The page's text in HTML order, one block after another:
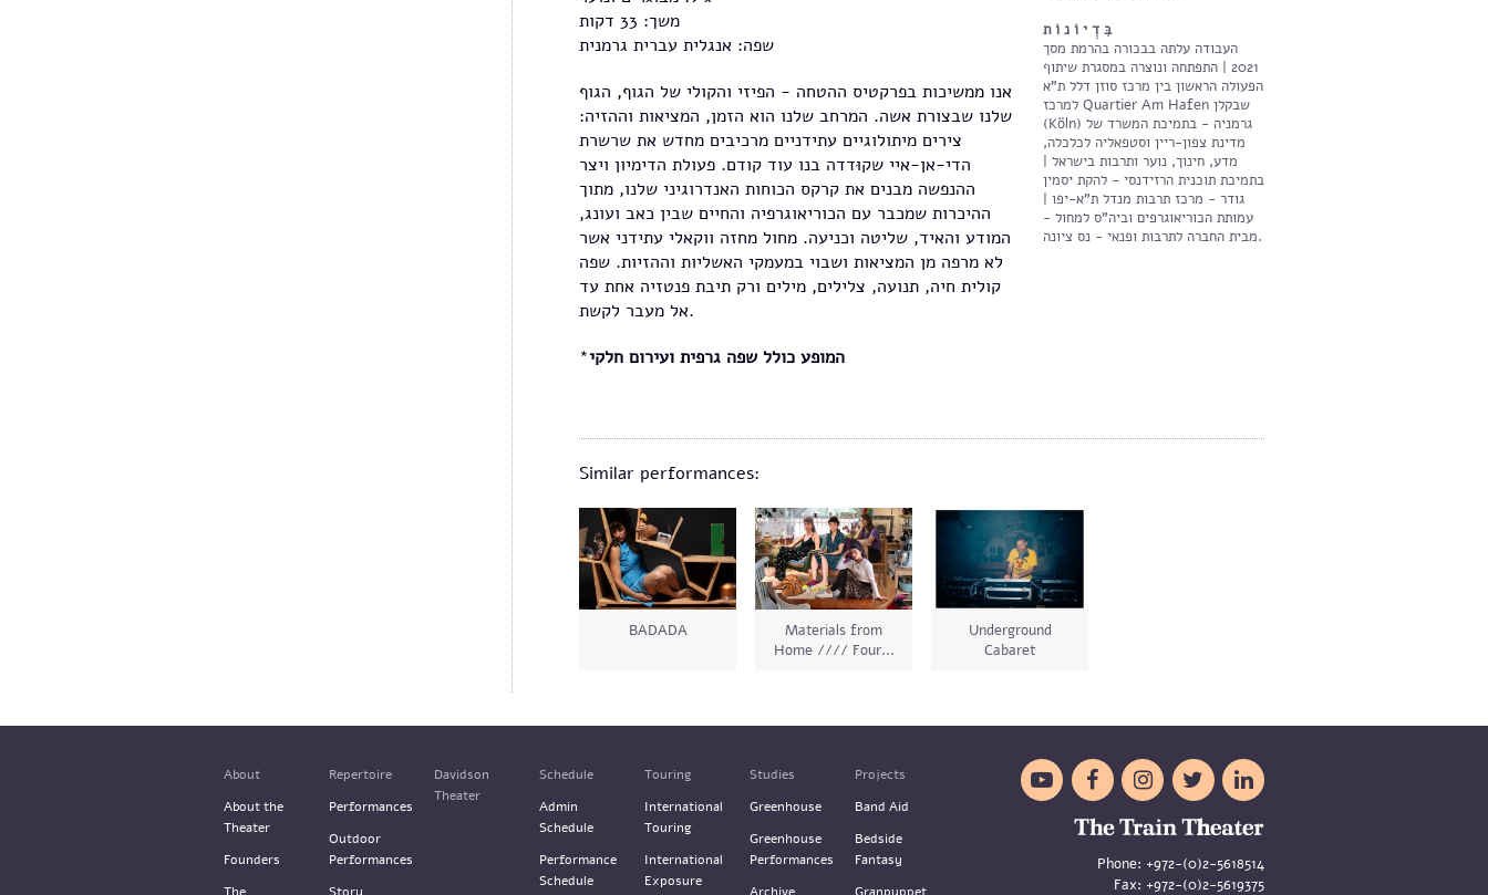
משך: 33 דקות
אנו ממשיכות בפרקטיס ההטחה - הפיזי והקולי של הגוף, הגוף
שלנו שבצורת אשה. המרחב שלנו הוא הזמן, המציאות וההזיה:
צירים מיתולוגיים עתידניים מרכיבים מחדש את שרשרת
הדי-אן-איי שקוּדדה בנו עוד קודם. פעולת הדימיון ויצר
ההנפשה מבנים את קרקס הכוחות האנדרוגיני שלנו, מתוך
ההיכרות שמכבר עם הכוריאוגרפיה והחיים שבין כאב ועונג,
המודע והאיד, שליטה וכניעה. מחול מחזה ווקאלי עתידני אשר
לא מרפה מן המציאות ושבוי במעמקי האשליות וההזיות. שפה
קולית חיה, תנועה, צלילים, מילים ורק תיבת פנטזיה אחת עד
אל מעבר לקשת.
*המופע כולל שפה גרפית ועירום חלקי
בִּ דְ י וֹ נ וֹ ת
העבודה עלתה בבכורה בהרמת מסך
2021 | התפתחה ונוצרה במסגרת שיתוף
הפעולה הראשון בין מרכז סוזן דלל ת"א
למרכז Quartier Am Hafen שבקלן
(Köln) גרמניה - בתמיכת המשרד של
מדינת צפון-ריין וסטפאליה לכלכלה,
מדע, חינוך, נוער ותרבות בישראל |
בתמיכת תוכנית הרזידנסי - להקת יסמין
גודר - מרכז תרבות מנדל ת"א-יפו |
עמותת הכוריאוגרפים וביה"ס למחול -
מבית החברה לתרבות ופנאי - נס ציונה.
Similar performances:
BADADA
Materials from
Home //// Four...
Underground
Cabaret
About
About the
Theater
Founders
Repertoire
Performances
Outdoor
Performances
Davidson
Theater
Schedule
Admin
Schedule
Performance
Schedule
Touring
International
Touring
International
Exposure
Studies
Greenhouse
Greenhouse
Performances
Projects
Band Aid
Bedside
Fantasy
    
Phone: +972-(0)2-5618514
Fax: +972-(0)2-5619375